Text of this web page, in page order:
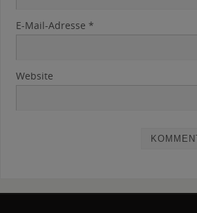
E-Mail-Adresse *
Website